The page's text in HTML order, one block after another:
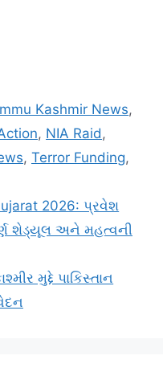
Kashmir News,
, NIA Raid ,
, Terror Funding,
2026: પ્રવેશ
શેડ્યૂલ અને મહત્વની
મુદ્દે પાકિસ્તાન